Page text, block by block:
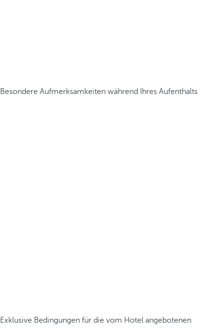
Besondere Aufmerksamkeiten während Ihres Aufenthalts
Exklusive Bedingungen für die vom Hotel angebotenen